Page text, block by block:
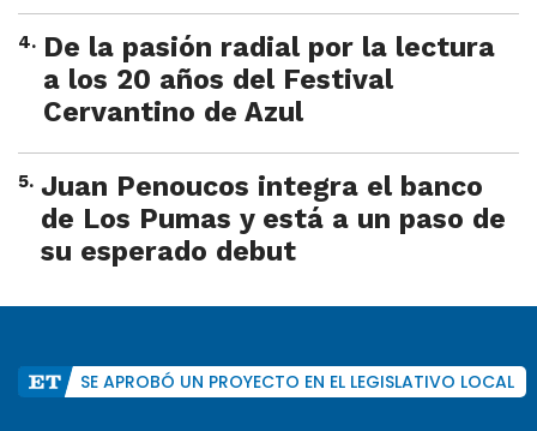
4. De la pasión radial por la lectura
a los 20 años del Festival
Cervantino de Azul
5. Juan Penoucos integra el banco
de Los Pumas y está a un paso de
su esperado debut
SE APROBÓ UN PROYECTO EN EL LEGISLATIVO LOCAL